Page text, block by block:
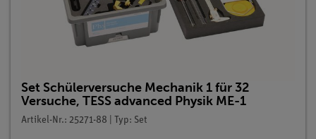
Set Schülerversuche Mechanik 1 für 32
Versuche, TESS advanced Physik ME-1
Artikel-Nr.: 25271-88 | Typ: Set